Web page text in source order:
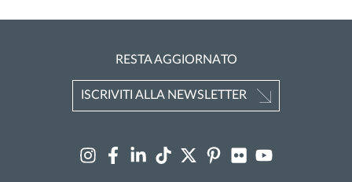
RESTA AGGIORNATO
ISCRIVITI ALLA NEWSLETTER